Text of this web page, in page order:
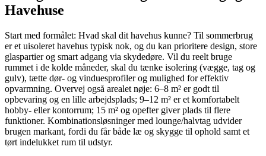
Havehuse
Start med formålet: Hvad skal dit havehus kunne? Til sommerbrug
er et uisoleret havehus typisk nok, og du kan prioritere design, store
glaspartier og smart adgang via skydedøre. Vil du reelt bruge
rummet i de kolde måneder, skal du tænke isolering (vægge, tag og
gulv), tætte dør- og vinduesprofiler og mulighed for effektiv
opvarmning. Overvej også arealet nøje: 6–8 m² er godt til
opbevaring og en lille arbejdsplads; 9–12 m² er et komfortabelt
hobby- eller kontorrum; 15 m² og opefter giver plads til flere
funktioner. Kombinationsløsninger med lounge/halvtag udvider
brugen markant, fordi du får både læ og skygge til ophold samt et
tørt indelukket rum til udstyr.